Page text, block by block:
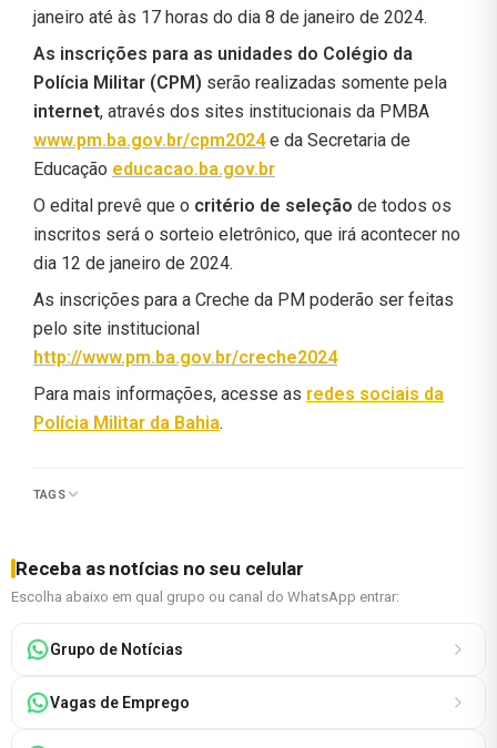
janeiro até às 17 horas do dia 8 de janeiro de 2024.
As inscrições para as unidades do Colégio da
Polícia Militar (CPM) serão realizadas somente pela
internet, através dos sites institucionais da PMBA
www.pm.ba.gov.br/cpm2024e da Secretaria de
Educação educacao.ba.gov.br
O edital prevê que o critério de seleção de todos os
inscritos será o sorteio eletrônico, que irá acontecer no
dia 12 de janeiro de 2024.
As inscrições para a Creche da PM poderão ser feitas
pelo site institucional
http://www.pm.ba.gov.br/creche2024
Para mais informações, acesse as redes sociais da
Polícia Militar da Bahia.
TAGS
Receba as notícias no seu celular
Escolha abaixo em qual grupo ou canal do WhatsApp entrar:
Grupo de Notícias
Vagas de Emprego